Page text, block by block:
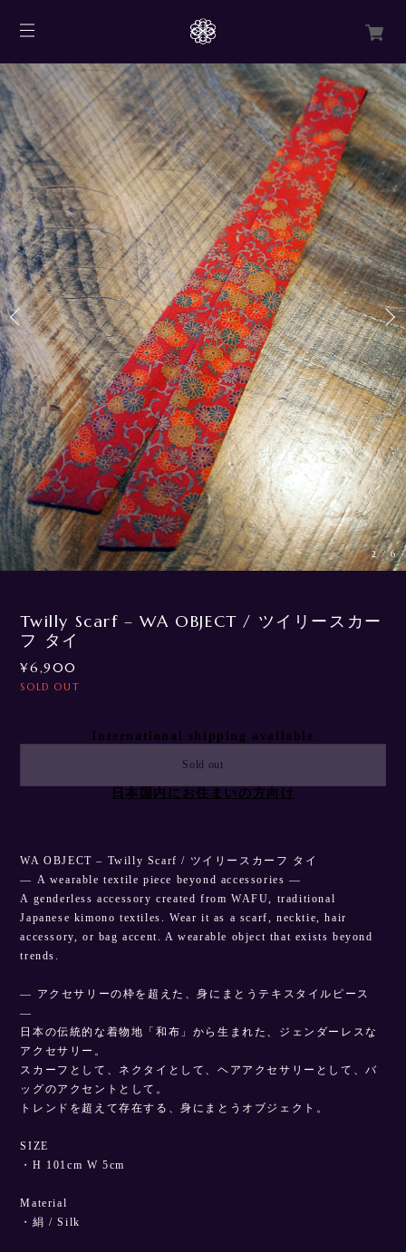
3/6
Twilly Scarf – WA OBJECT / ツイリースカー
フ タイ
¥6,900
SOLD OUT
International shipping available
Sold out
日本国内にお住まいの方向け
WA OBJECT – Twilly Scarf / ツイリースカーフ タイ
— A wearable textile piece beyond accessories —
A genderless accessory created from WAFU, traditional
Japanese kimono textiles. Wear it as a scarf, necktie, hair
accessory, or bag accent. A wearable object that exists beyond
trends.
— アクセサリーの枠を超えた、身にまとうテキスタイルピース
—
日本の伝統的な着物地「和布」から生まれた、ジェンダーレスな
アクセサリー。
スカーフとして、ネクタイとして、ヘアアクセサリーとして、バ
ッグのアクセントとして。
トレンドを超えて存在する、身にまとうオブジェクト。
SIZE
・H 101cm W 5cm
Material
・絹 / Silk